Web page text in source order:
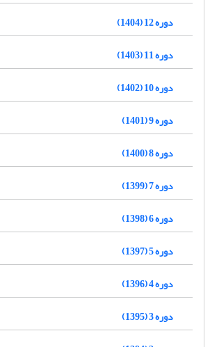
دوره 12 (1404)
دوره 11 (1403)
دوره 10 (1402)
دوره 9 (1401)
دوره 8 (1400)
دوره 7 (1399)
دوره 6 (1398)
دوره 5 (1397)
دوره 4 (1396)
دوره 3 (1395)